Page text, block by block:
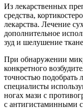
Из лекарственных
средства,
лекарства. Лечение
дополнительное
зуд и шелушение
При обнаружении
конкретного
точностью подобрать
специалисты
ногах мази с
с антигистаминными